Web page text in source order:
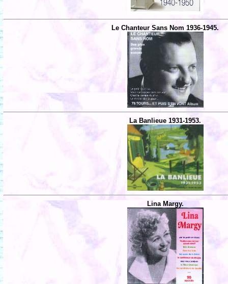
Le Chanteur Sans Nom 1936-1945.
La Banlieue 1931-1953.
Lina Margy.